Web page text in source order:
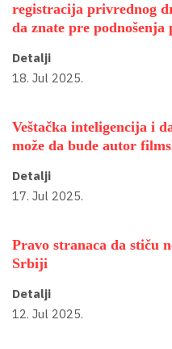
registracija privrednog
da znate pre podnošenja
Detalji
18. Jul 2025.
Veštačka inteligencija i
može da bude autor
Detalji
17. Jul 2025.
Pravo stranaca da stiču
Srbiji
Detalji
12. Jul 2025.